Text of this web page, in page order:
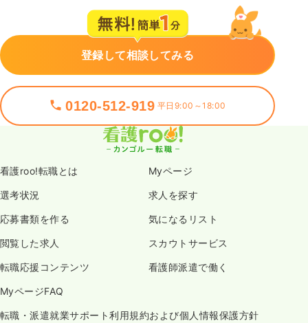
登録して相談してみる
0120-512-919 平日9:00～18:00
看護roo!転職とは Myページ
選考状況 求人を探す
応募書類を作る 気になるリスト
閲覧した求人 スカウトサービス
転職応援コンテンツ 看護師派遣で働く
MyページFAQ
転職・派遣就業サポート利用規約および個人情報保護方針